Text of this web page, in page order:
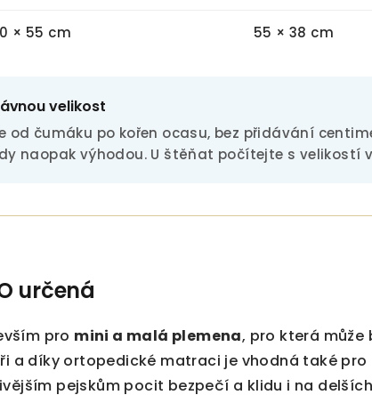
× 55 cm 55 × 38 cm
velikost
od čumáku po kořen ocasu, bez přidávání
naopak výhodou. U štěňat počítejte s velikostí
určená
pro mini a malá plemena, pro která
a díky ortopedické matraci je vhodná také
pejskům pocit bezpečí a klidu i na